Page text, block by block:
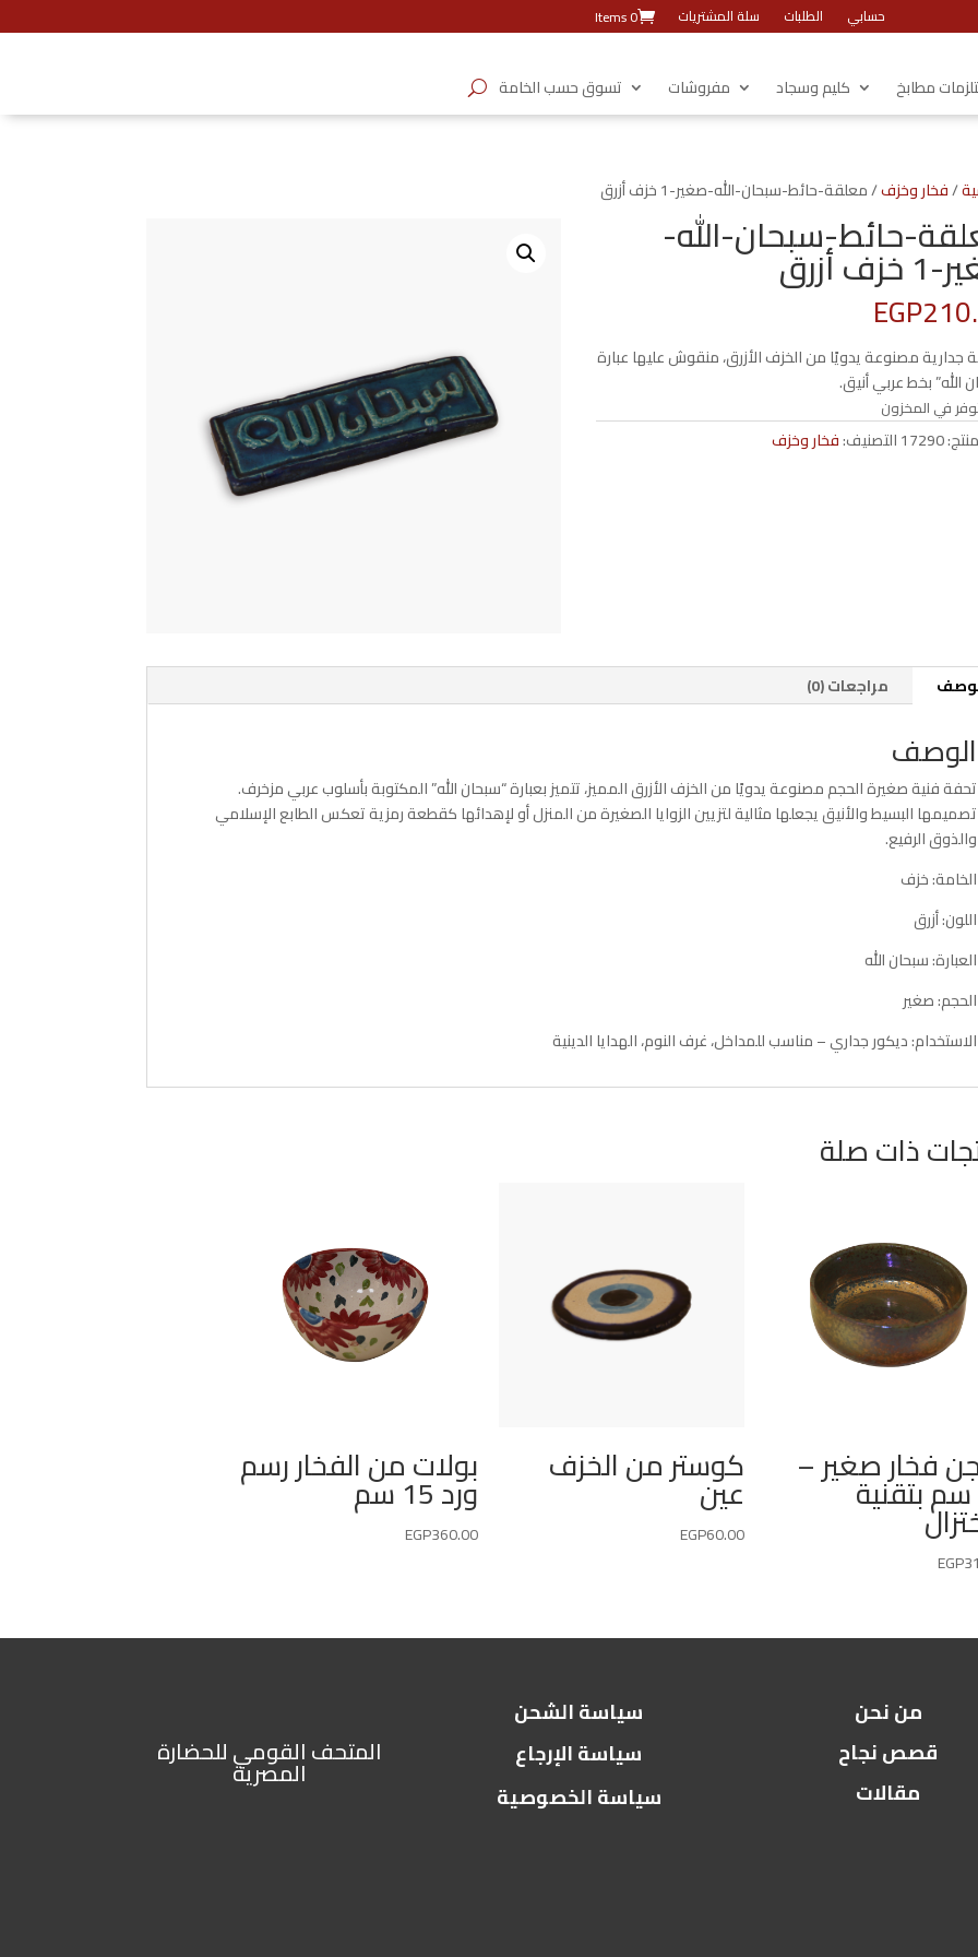
حسابي الطلبات سلة المشتريات 0 Items
مطابخ كليم وسجاد مفروشات تسوق حسب الخامة
/فخار وخزف/ معلقة-حائط-سبحان-الله-صغير-1 خزف أزرق
حائط-سبحان-الله-
أزرق
EGP
جدارية مصنوعة يدويًا من الخزف الأزرق، منقوش عليها عبارة
الله” بخط عربي أنيق.
في المخزون
17290التصنيف:فخار وخزف
مراجعات (0)
الوصف
تحفة فنية صغيرة الحجم مصنوعة يدويًا من الخزف الأزرق المميز، تتميز بعبارة “سبحان الله” المكتوبة بأسلوب عربي مزخرف.
تصميمها البسيط والأنيق يجعلها مثالية لتزيين الزوايا الصغيرة من المنزل أو لإهدائها كقطعة رمزية تعكس الطابع الإسلامي
والذوق الرفيع.
الخامة: خزف
اللون: أزرق
العبارة: سبحان الله
الحجم: صغير
الاستخدام: ديكور جداري – مناسب للمداخل، غرف النوم، الهدايا الدينية
ذات صلة
فخار صغير –
15 سم بتقنية
EGP
كوستر من الخزف
عين
EGP60.00
بولات من الفخار رسم
ورد 15 سم
EGP360.00
المتحف القومي للحضارة
المصرية
سياسة الشحن
سياسة الإرجاع
سياسة الخصوصية
من نحن
قصص نجاح
مقالات